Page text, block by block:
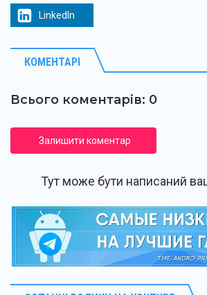
LinkedIn
КОМЕНТАРІ
Всього коментарів: 0
Залишити коментар
Тут може бути написаний